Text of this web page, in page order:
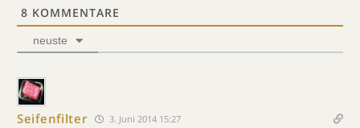
8 KOMMENTARE
neuste
Seifenfilter 3. Juni 2014 15:27